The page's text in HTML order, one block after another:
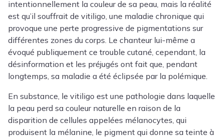
intentionnellement la couleur de sa peau, mais la réalité
est qu’il souffrait de vitiligo , une maladie chronique qui
provoque une perte progressive de pigmentations sur
différentes zones du corps. Le chanteur lui-même a
évoqué publiquement ce trouble cutané, cependant, la
désinformation et les préjugés ont fait que, pendant
longtemps, sa maladie a été éclipsée par la polémique.
En substance, le vitiligo est une pathologie dans laquelle
la peau perd sa couleur naturelle en raison de la
disparition de cellules appelées mélanocytes, qui
produisent la mélanine, le pigment qui donne sa teinte à